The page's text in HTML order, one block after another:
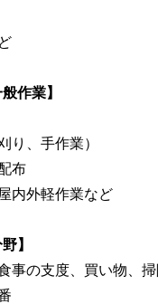
作業】
り、手作業）
布
内外軽作業など
】
事の支度、買い物、掃